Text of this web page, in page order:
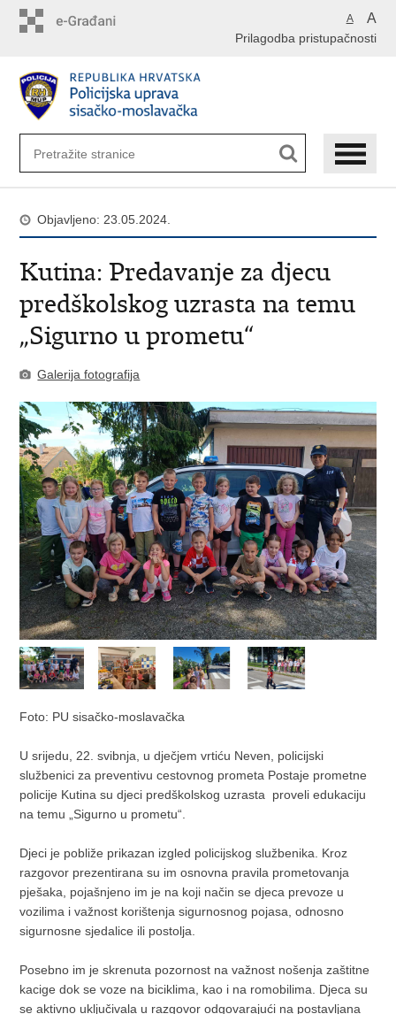
A A
Prilagodba pristupačnosti
Objavljeno: 23.05.2024.
Kutina: Predavanje za djecu
predškolskog uzrasta na temu
„Sigurno u prometu“
Galerija fotografija
Foto: PU sisačko-moslavačka
U srijedu, 22. svibnja, u dječjem vrtiću Neven, policijski
službenici za preventivu cestovnog prometa Postaje prometne
policije Kutina su djeci predškolskog uzrasta proveli edukaciju
na temu „Sigurno u prometu“.
Djeci je pobliže prikazan izgled policijskog službenika. Kroz
razgovor prezentirana su im osnovna pravila prometovanja
pješaka, pojašnjeno im je na koji način se djeca prevoze u
vozilima i važnost korištenja sigurnosnog pojasa, odnosno
sigurnosne sjedalice ili postolja.
Posebno im je skrenuta pozornost na važnost nošenja zaštitne
kacige dok se voze na biciklima, kao i na romobilima. Djeca su
se aktivno uključivala u razgovor odgovarajući na postavljana